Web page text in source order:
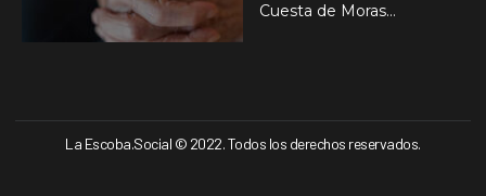
Cuesta de Moras…
La Escoba.Social © 2022. Todos los derechos reservados.